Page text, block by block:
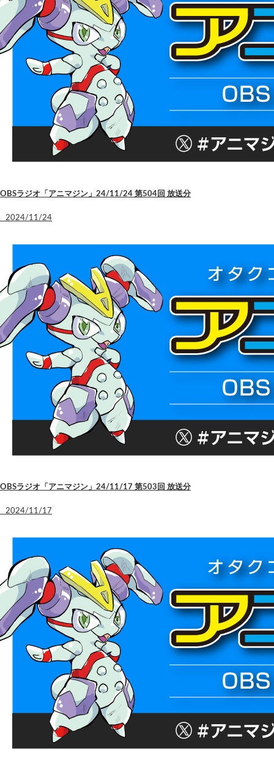
OBSラジオ「アニマジン」24/11/24 第504回 放送分
2024/11/24
OBSラジオ「アニマジン」24/11/17 第503回 放送分
2024/11/17